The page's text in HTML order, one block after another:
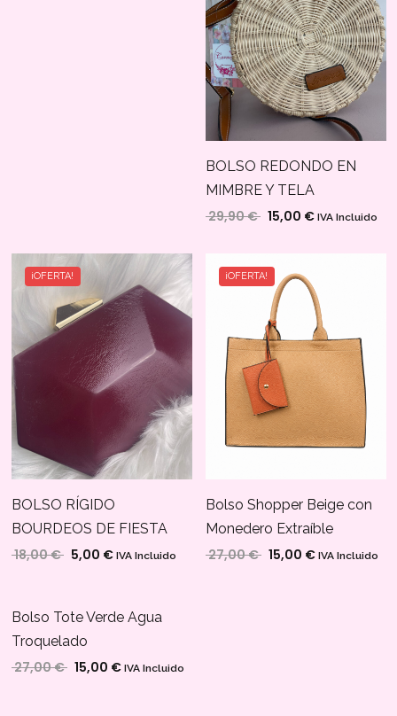
BOLSO REDONDO EN
MIMBRE Y TELA
29,90€ El precio original era:
15,00 €El precio
IVA Incluido
¡OFERTA!
BOLSO RÍGIDO
BOURDEOS DE FIESTA
18,00€ El precio original era: 18,00 €.
5,00 €El precio actual es: 5,00 €.
IVA Incluido
¡OFERTA!
Bolso Shopper Beige con
Monedero Extraíble
27,00€ El precio original era:
15,00 €El precio
IVA Incluido
¡OFERTA!
Bolso Tote Verde Agua
Troquelado
27,00€ El precio original era: 27,00 €.
15,00 €El precio actual es: 15,00 €.
IVA Incluido